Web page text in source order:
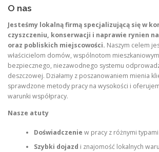
O nas
Jesteśmy lokalną firmą specjalizującą się w
czyszczeniu, konserwacji i naprawie rynien
oraz pobliskich miejscowości. Naszym celem
właścicielom domów, wspólnotom
bezpiecznego, niezawodnego systemu
deszczowej. Działamy z poszanowaniem mienia
sprawdzone metody pracy na wysokości i
warunki współpracy.
Nasze atuty
Doświadczenie w pracy z różnymi
Szybki dojazd i znajomość lokalnych